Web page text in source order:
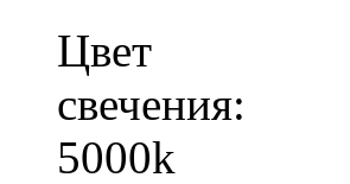
Цвет
свечения:
5000k